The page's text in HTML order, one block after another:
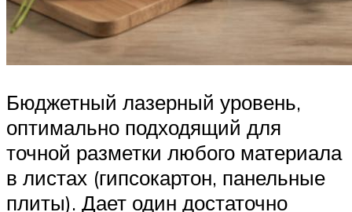
Бюджетный лазерный уровень,
оптимально подходящий для
точной разметки любого материала
в листах (гипсокартон, панельные
плиты). Дает один достаточно